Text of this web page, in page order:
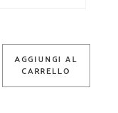
AGGIUNGI AL
CARRELLO